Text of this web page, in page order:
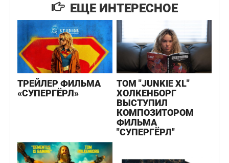
ЕЩЕ ИНТЕРЕСНОЕ
ТРЕЙЛЕР ФИЛЬМА
«СУПЕРГЁРЛ»
ТОМ "JUNKIE XL"
ХОЛКЕНБОРГ
ВЫСТУПИЛ
КОМПОЗИТОРОМ
ФИЛЬМА
"СУПЕРГЁРЛ"